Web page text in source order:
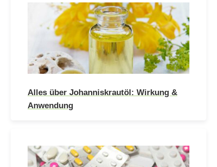
Alles über Johanniskrautöl: Wirkung &
Anwendung